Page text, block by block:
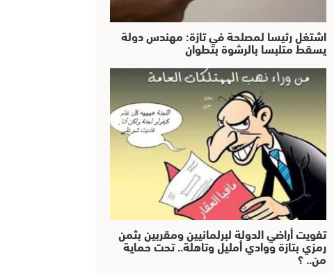
اشتغل رئيسا لمصلحة في تازة: مهندس دولة
يسقط متلبسا بالرشوة بتطوان
تفويت أراضي الدولة لبرلمانيين ومقربين بثمن
رمزي بتازة ووادي أمليل وتاهلة.. تحت حماية
من.. ؟